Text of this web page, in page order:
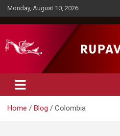
Skip
to
content
Monday, August 10, 2026
Rupavahini News
Home Blog Colombia